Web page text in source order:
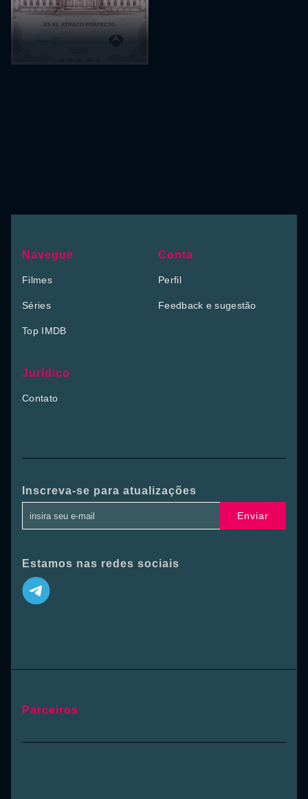
Navegue
Filmes
Séries
Top IMDB
Conta
Perfil
Feedback e sugestão
Jurídico
Contato
Inscreva-se para atualizações
Enviar
Estamos nas redes sociais
Parceiros